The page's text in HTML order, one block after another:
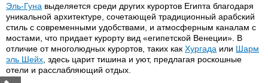
Эль-Гуна выделяется среди других курортов Египта благодаря
уникальной архитектуре, сочетающей традиционный арабский
стиль с современными удобствами, и атмосферным каналам с
мостами, что придает курорту вид «египетской Венеции». В
отличие от многолюдных курортов, таких как Хургада или Шарм
эль Шейх, здесь царит тишина и уют, предлагая роскошные
отели и расслабляющий отдых.